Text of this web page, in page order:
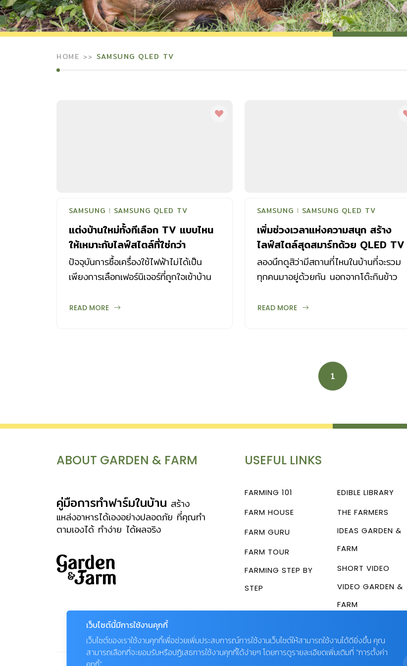
HOME SAMSUNG QLED TV
SAMSUNG SAMSUNG QLED TV
แต่งบ้านใหม่ทั้งทีเลือก TV แบบไหน
ให้เหมาะกับไลฟ์สไตล์ที่ใช่กว่า
ปัจจุบันการซื้อเครื่องใช้ไฟฟ้าไม่ได้เป็น
เพียงการเลือกเฟอร์นิเจอร์ที่ถูกใจเข้าบ้าน
ดีไซน์สวยงาม เหมาะกับห้อง เป็นงานศิลปะ
ก้าวล้ำไปอีกขั้นด้วยทีวีแนวคิดใหม่ช่วยให้
อยู่ห่างออกไป ด้วยหน้าจอขนาดใหญ่และสี
ภายในบ้านของคุณได้ด้วยฟีเจอร์ Magic
Screen ด้วยความบางที่แนบเนียนไปกับ
ผนังห้อง พร้อมซ่อนและเก็บสายต่างๆ ให้
การดูแลรักษาภายใต้ฟังก์ชั่น One
Invisible Connection เชื่อมต่อทุก
อุปกรณ์ด้วยสายไฟเบอร์ออปติกเส้นบาง
การใช้เวลาพักผ่อนอย่างสบายอารมณ์ เติม
เต็มออรถรสในการดูด้วยภาพสีคมชัด การ
ปรับโหมดสีภาพให้เข้ากับปริมาณแสงและ
READ MORE
SAMSUNG SAMSUNG QLED TV
เพิ่มช่วงเวลาแห่งความสนุก สร้าง
ไลฟ์สไตล์สุดสมาร์ทด้วย QLED TV
รุ่น Q6F
ลองนึกดูสิว่ามีสถานที่ไหนในบ้านที่จะรวม
ทุกคนมาอยู่ด้วยกัน นอกจากโต๊ะกินข้าว
นั่งเล่นนี่แหละที่จะรวมทุกคนไว้ด้วยกันได้
โทรทัศน์จึงเป็นเครื่องใช้ไฟฟ้าชิ้นสำคัญ
ประจำบ้านที่แทบทุกบ้านต้องมี และห้องนั่ง
เล่นที่มีโทรทัศน์อยู่กลางห้องจึงกลายเป็น
โทรทัศน์ก็เป็นกิจกรรมยอดนิยมที่เชื่อมโยง
ช่วงเวลาดีๆ ของทุกคนในครอบครัว ไม่ว่า
เหวี่ยง หรือร้องคาราโอเกะให้สุดเสียงก็
สนุกไม่แพ้กัน โทรทัศน์ในปัจจุบันยังมีนวัต
กรรมและเทคโนโลยีอันทันสมัยที่จะมาเพิ่ม
ช่วงเวลาแห่งความสนุกให้บ้านอันแสน
อบอุ่นของเรา อย่าง QLED TV รุ่น Q6F
ที่เป็น Smart TV ที่นำคอนเทนต์ต่างๆ มา
รวมไว้บนหน้าจอเพื่อประสบการณ์รับชม
โทรทัศน์เหนือขีดจำกัด ตอบสนองทุกความ
หน้าจอ QLED TV ช่วยให้เราชมรายการ
และภาพยนตร์โปรดได้อย่างสมจริง เต็ม
READ MORE
1
ABOUT GARDEN & FARM
คู่มือการทำฟาร์มในบ้าน สร้าง
แหล่งอาหารได้เองอย่างปลอดภัย ที่คุณทำ
ตามเองได้ ทำง่าย ได้ผลจริง
USEFUL LINKS
FARMING 101
FARM HOUSE
FARM GURU
FARM TOUR
FARMING STEP BY
STEP
EDIBLE LIBRARY
THE FARMERS
IDEAS GARDEN &
FARM
SHORT VIDEO
VIDEO GARDEN &
FARM
เว็บไซต์นี้มีการใช้งานคุกกี้
เว็บไซต์ของเราใช้งานคุกกี้เพื่อช่วยเพิ่มประสบการณ์การใช้งานเว็บไซต์ให้สามารถใช้งานได้ดียิ่งขึ้น คุณ
สามารถเลือกที่จะยอมรับหรือปฏิเสธการใช้งานคุกกี้ได้ง่ายๆ โดยการดูรายละเอียดเพิ่มเติมที่ “การตั้งค่า